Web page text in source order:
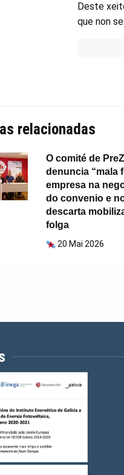
Deste
que non
relacionadas
O comité de
denuncia “mala
empresa na
do convenio e
descarta
folga
20 Mai 2026